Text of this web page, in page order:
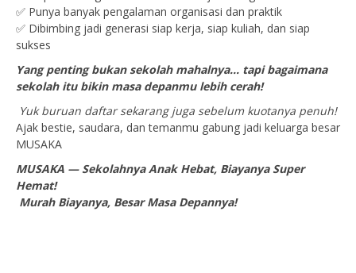
✅ Punya banyak pengalaman organisasi dan praktik
✅ Dibimbing jadi generasi siap kerja, siap kuliah, dan siap
sukses
Yang penting bukan sekolah mahalnya… tapi bagaimana
sekolah itu bikin masa depanmu lebih cerah!
Yuk buruan daftar sekarang juga sebelum kuotanya penuh!
Ajak bestie, saudara, dan temanmu gabung jadi keluarga besar
MUSAKA
MUSAKA — Sekolahnya Anak Hebat, Biayanya Super
Hemat!
Murah Biayanya, Besar Masa Depannya!